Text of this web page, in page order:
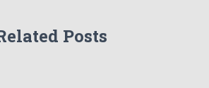
Posts